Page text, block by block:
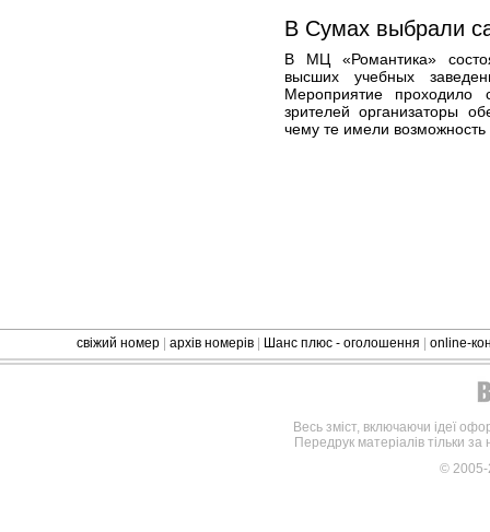
В Сумах выбрали
В МЦ «Романтика»
высших учебных
Мероприятие
зрителей организаторы
чему те имели
свіжий номер архів номерів Шанс плюс - оголошення online-
Весь зміст, включаючи ідеї
Передрук матеріалів тільки
©